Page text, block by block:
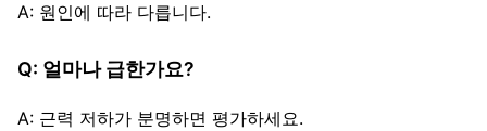
A: 원인에 따라 다릅니다.
Q: 얼마나 급한가요?
A: 근력 저하가 분명하면 평가하세요.